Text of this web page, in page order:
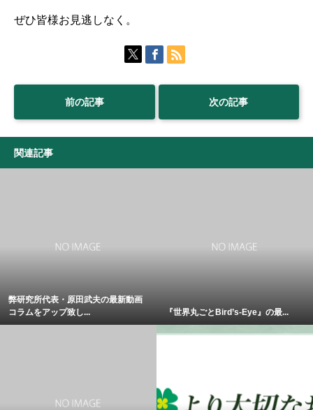
ぜひ皆様お見逃しなく。
前の記事 次の記事
関連記事
弊研究所代表・原田武夫の最新動画
コラムをアップ致し...
『世界丸ごとBird’s-Eye』の最...